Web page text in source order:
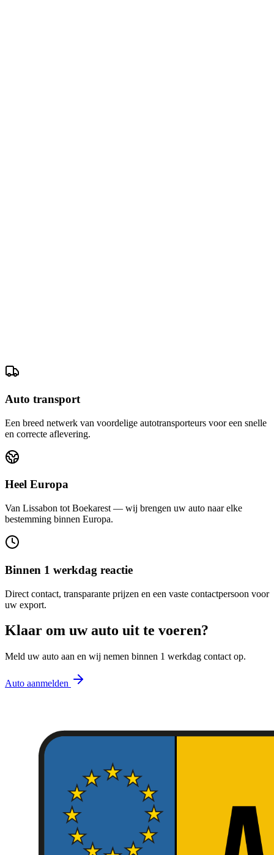
Auto transport
Een breed netwerk van voordelige autotransporteurs voor een snelle
en correcte aflevering.
Heel Europa
Van Lissabon tot Boekarest — wij brengen uw auto naar elke
bestemming binnen Europa.
Binnen 1 werkdag reactie
Direct contact, transparante prijzen en een vaste contactpersoon voor
uw export.
Klaar om uw auto uit te voeren?
Meld uw auto aan en wij nemen binnen 1 werkdag contact op.
Auto aanmelden